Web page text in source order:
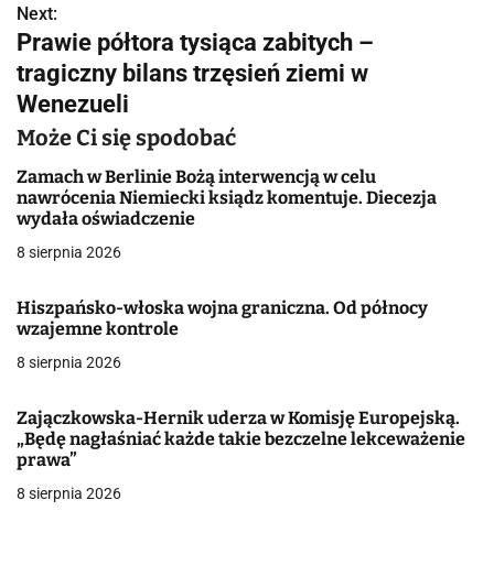
i
g
a
c
j
a
p
i
u
Next:
Prawie półtora tysiąca zabitych –
tragiczny bilans trzęsień ziemi w
Wenezueli
Może Ci się spodobać
Zamach w Berlinie Bożą interwencją w celu
nawrócenia Niemiecki ksiądz komentuje. Diecezja
wydała oświadczenie
8 sierpnia 2026
Hiszpańsko-włoska wojna graniczna. Od północy
wzajemne kontrole
8 sierpnia 2026
Zajączkowska-Hernik uderza w Komisję Europejską.
„Będę nagłaśniać każde takie bezczelne lekceważenie
prawa”
8 sierpnia 2026